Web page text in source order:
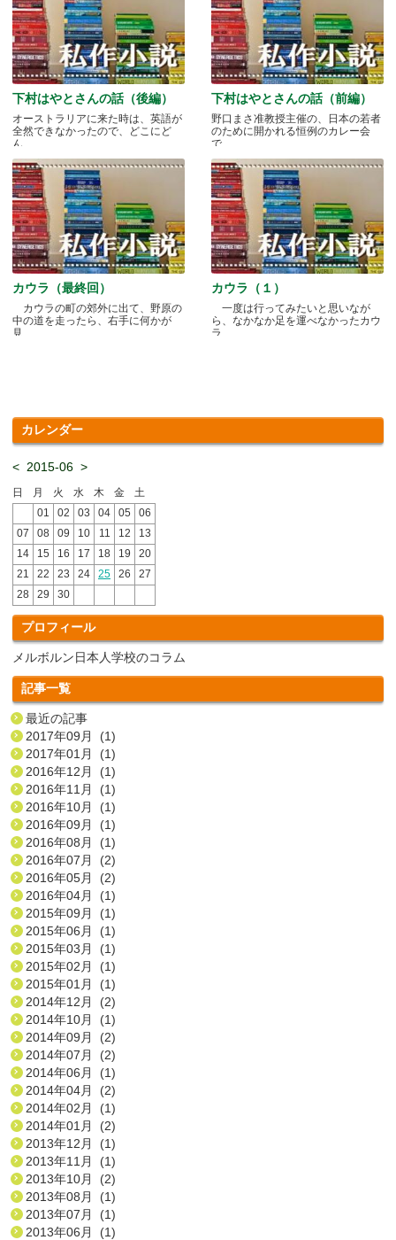
下村はやとさんの話（後編）
オーストラリアに来た時は、英語が
全然できなかったので、どこにど
ん.....
下村はやとさんの話（前編）
野口まさ准教授主催の、日本の若者
のために開かれる恒例のカレー会
で.....
カウラ（最終回）
カウラの町の郊外に出て、野原の
中の道を走ったら、右手に何かが
見.....
カウラ（１）
一度は行ってみたいと思いなが
ら、なかなか足を運べなかったカウ
ラ.....
カレンダー
< 2015-06 >
日 月 火 水 木 金
土
01
02 03 04 05
06
07
08 09 10 11 12
13
14
15 16 17 18 19
20
21
22 23 24 25 26
27
28
29 30
プロフィール
メルボルン日本人学校のコラム
記事一覧
最近の記事
2017年09月 (1)
2017年01月 (1)
2016年12月 (1)
2016年11月 (1)
2016年10月 (1)
2016年09月 (1)
2016年08月 (1)
2016年07月 (2)
2016年05月 (2)
2016年04月 (1)
2015年09月 (1)
2015年06月 (1)
2015年03月 (1)
2015年02月 (1)
2015年01月 (1)
2014年12月 (2)
2014年10月 (1)
2014年09月 (2)
2014年07月 (2)
2014年06月 (1)
2014年04月 (2)
2014年02月 (1)
2014年01月 (2)
2013年12月 (1)
2013年11月 (1)
2013年10月 (2)
2013年08月 (1)
2013年07月 (1)
2013年06月 (1)